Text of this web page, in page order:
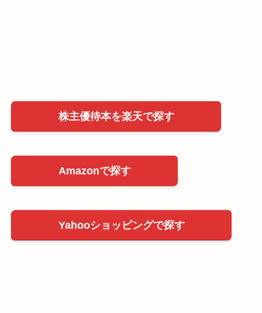
株主優待本を楽天で探す
Amazonで探す
Yahooショッピングで探す